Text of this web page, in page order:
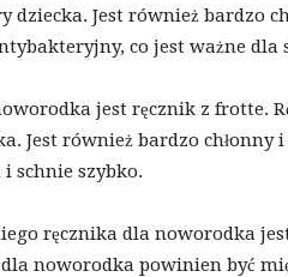
Jest również bardzo
co jest ważne dla
jest ręcznik z frotte.
Jest również bardzo chłonny i
schnie szybko.
ręcznika dla noworodka
dla noworodka powinien być